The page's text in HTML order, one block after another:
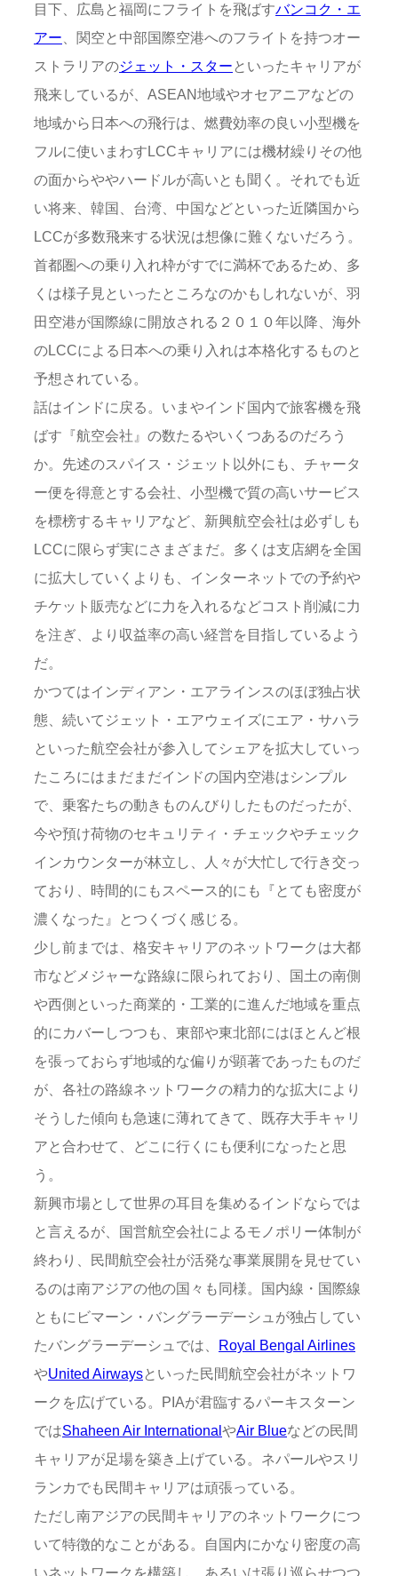
目下、広島と福岡にフライトを飛ばすバンコク・エ
アー 、関空と中部国際空港へのフライトを持つオー
ストラリアのジェット・スター といったキャリアが
飛来しているが、ASEAN地域やオセアニアなどの
地域から日本への飛行は、燃費効率の良い小型機を
フルに使いまわすLCCキャリアには機材繰りその他
の面からややハードルが高いとも聞く。それでも近
い将来、韓国、台湾、中国などといった近隣国から
LCCが多数飛来する状況は想像に難くないだろう。
首都圏への乗り入れ枠がすでに満杯であるため、多
くは様子見といったところなのかもしれないが、羽
田空港が国際線に開放される２０１０年以降、海外
のLCCによる日本への乗り入れは本格化するものと
予想されている。
話はインドに戻る。いまやインド国内で旅客機を飛
ばす『航空会社』の数たるやいくつあるのだろう
か。先述のスパイス・ジェット以外にも、チャータ
ー便を得意とする会社、小型機で質の高いサービス
を標榜するキャリアなど、新興航空会社は必ずしも
LCCに限らず実にさまざまだ。多くは支店網を全国
に拡大していくよりも、インターネットでの予約や
チケット販売などに力を入れるなどコスト削減に力
を注ぎ、より収益率の高い経営を目指しているよう
だ。
かつてはインディアン・エアラインスのほぼ独占状
態、続いてジェット・エアウェイズにエア・サハラ
といった航空会社が参入してシェアを拡大していっ
たころにはまだまだインドの国内空港はシンプル
で、乗客たちの動きものんびりしたものだったが、
今や預け荷物のセキュリティ・チェックやチェック
インカウンターが林立し、人々が大忙しで行き交っ
ており、時間的にもスペース的にも『とても密度が
濃くなった』とつくづく感じる。
少し前までは、格安キャリアのネットワークは大都
市などメジャーな路線に限られており、国土の南側
や西側といった商業的・工業的に進んだ地域を重点
的にカバーしつつも、東部や東北部にはほとんど根
を張っておらず地域的な偏りが顕著であったものだ
が、各社の路線ネットワークの精力的な拡大により
そうした傾向も急速に薄れてきて、既存大手キャリ
アと合わせて、どこに行くにも便利になったと思
う。
新興市場として世界の耳目を集めるインドならでは
と言えるが、国営航空会社によるモノポリー体制が
終わり、民間航空会社が活発な事業展開を見せてい
るのは南アジアの他の国々も同様。国内線・国際線
ともにビマーン・バングラーデーシュが独占してい
たバングラーデーシュでは、
Royal Bengal Airlines
やUnited Airwaysといった民間航空会社がネットワ
ークを広げている。PIAが君臨するパーキスターン
ではShaheen Air International やAir Blueなどの民間
キャリアが足場を築き上げている。ネパールやスリ
ランカでも民間キャリアは頑張っている。
ただし南アジアの民間キャリアのネットワークにつ
いて特徴的なことがある。自国内にかなり密度の高
いネットワークを構築し、あるいは張り巡らせつつ